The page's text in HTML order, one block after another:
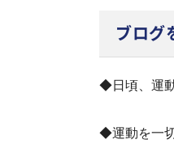
ブログ
◆日頃、運
◆運動を一